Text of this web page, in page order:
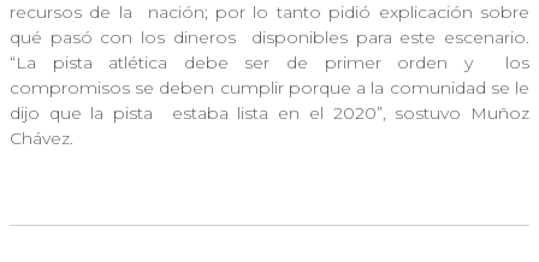
recursos de la
nación; por lo tanto pidió explicación sobre
qué pasó con los dineros
disponibles para este escenario.
“La pista atlética debe ser de primer orden y
los
compromisos se deben cumplir porque a la comunidad se le
dijo que la pista
estaba lista en el 2020”, sostuvo Muñoz
Chávez.